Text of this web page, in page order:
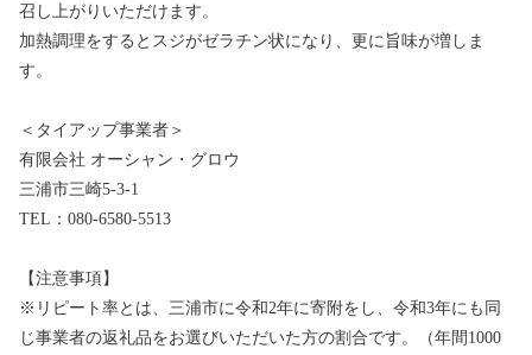
召し上がりいただけます。
加熱調理をするとスジがゼラチン状になり、更に旨味が増しま
す。
＜タイアップ事業者＞
有限会社 オーシャン・グロウ
三浦市三崎5-3-1
TEL：080-6580-5513
【注意事項】
※リピート率とは、三浦市に令和2年に寄附をし、令和3年にも同
じ事業者の返礼品をお選びいただいた方の割合です。（年間1000